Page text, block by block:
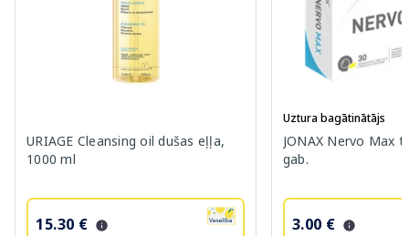
URIAGE Cleansing oil dušas eļļa,
1000 ml
15.30 €
Uztura bagātinātājs
JONAX Nervo Max
gab.
3.00 €